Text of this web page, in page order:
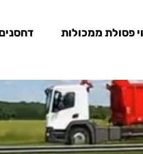
פסולת ממכולות דחסנים